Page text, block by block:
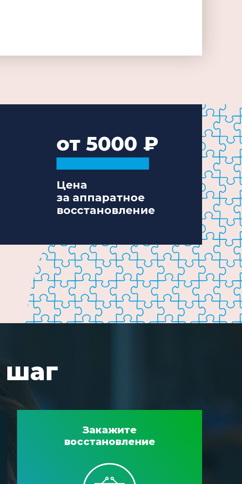
от 5000
Цена
за аппаратное
восстановление
Закажите
восстановление